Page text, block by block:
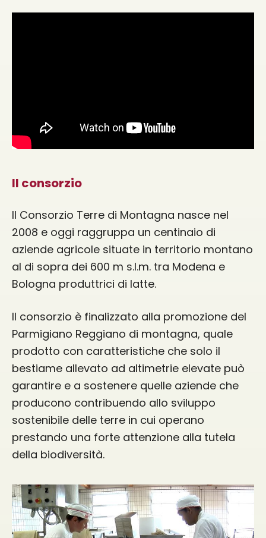
Il consorzio
Il Consorzio Terre di Montagna nasce nel
2008 e oggi raggruppa un centinaio di
aziende agricole situate in territorio montano
al di sopra dei 600 m s.l.m. tra Modena e
Bologna produttrici di latte.
Il consorzio è finalizzato alla promozione del
Parmigiano Reggiano di montagna, quale
prodotto con caratteristiche che solo il
bestiame allevato ad altimetrie elevate può
garantire e a sostenere quelle aziende che
producono contribuendo allo sviluppo
sostenibile delle terre in cui operano
prestando una forte attenzione alla tutela
della biodiversità.